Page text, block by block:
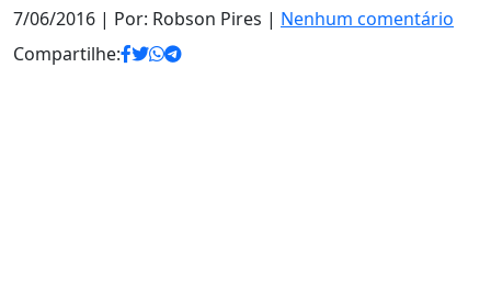
7/06/2016 | Por: Robson Pires | Nenhum comentário
Compartilhe: